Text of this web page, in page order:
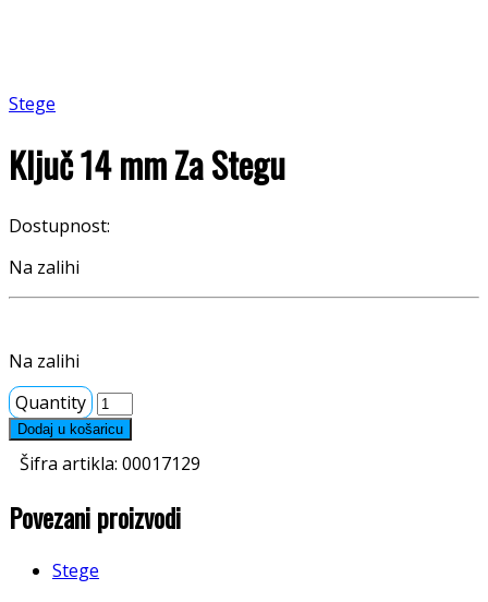
Stege
Ključ 14 mm Za Stegu
Dostupnost:
Na zalihi
Na zalihi
Quantity
Dodaj u košaricu
Šifra artikla: 00017129
Povezani proizvodi
Stege